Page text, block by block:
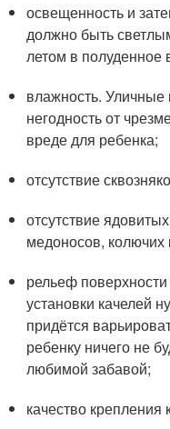
освещенность и
должно быть
летом в полуденное
влажность. Уличные
негодность от
вреде для ребенка;
отсутствие
отсутствие
медоносов, колючих
рельеф
установки качелей
придётся
ребенку ничего не
любимой забавой;
качество крепления